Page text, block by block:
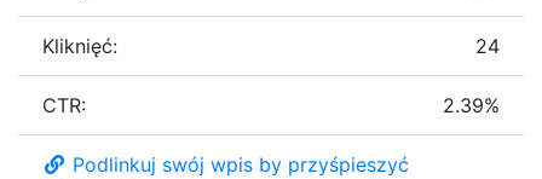
Kliknięć: 24
CTR: 2.39%
Podlinkuj swój wpis by przyśpieszyć